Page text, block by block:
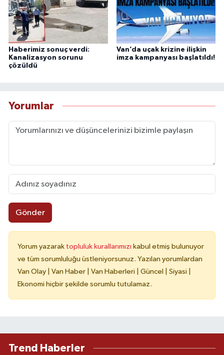
Haberimiz sonuç verdi:
Kanalizasyon sorunu
çözüldü
Van’da uçak krizine ilişkin
imza kampanyası başlatıldı!
Yorumlar
Gönder
Yorum yazarak topluluk kurallarımızı kabul etmiş bulunuyor
ve tüm sorumluluğu üstleniyorsunuz. Yazılan yorumlardan
Van Olay | Van Haber | Van Haberleri | Güncel | Siyasi |
Ekonomi hiçbir şekilde sorumlu tutulamaz.
Trend Haberler